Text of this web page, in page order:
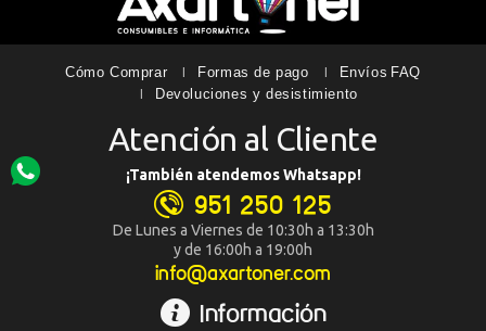
Cómo Comprar Formas de pago Envíos FAQ
Devoluciones y desistimiento
Atención al Cliente
¡También atendemos Whatsapp!
951 250 125
De Lunes a Viernes de 10:30h a 13:30h
y de 16:00h a 19:00h
info@axartoner.com
Información